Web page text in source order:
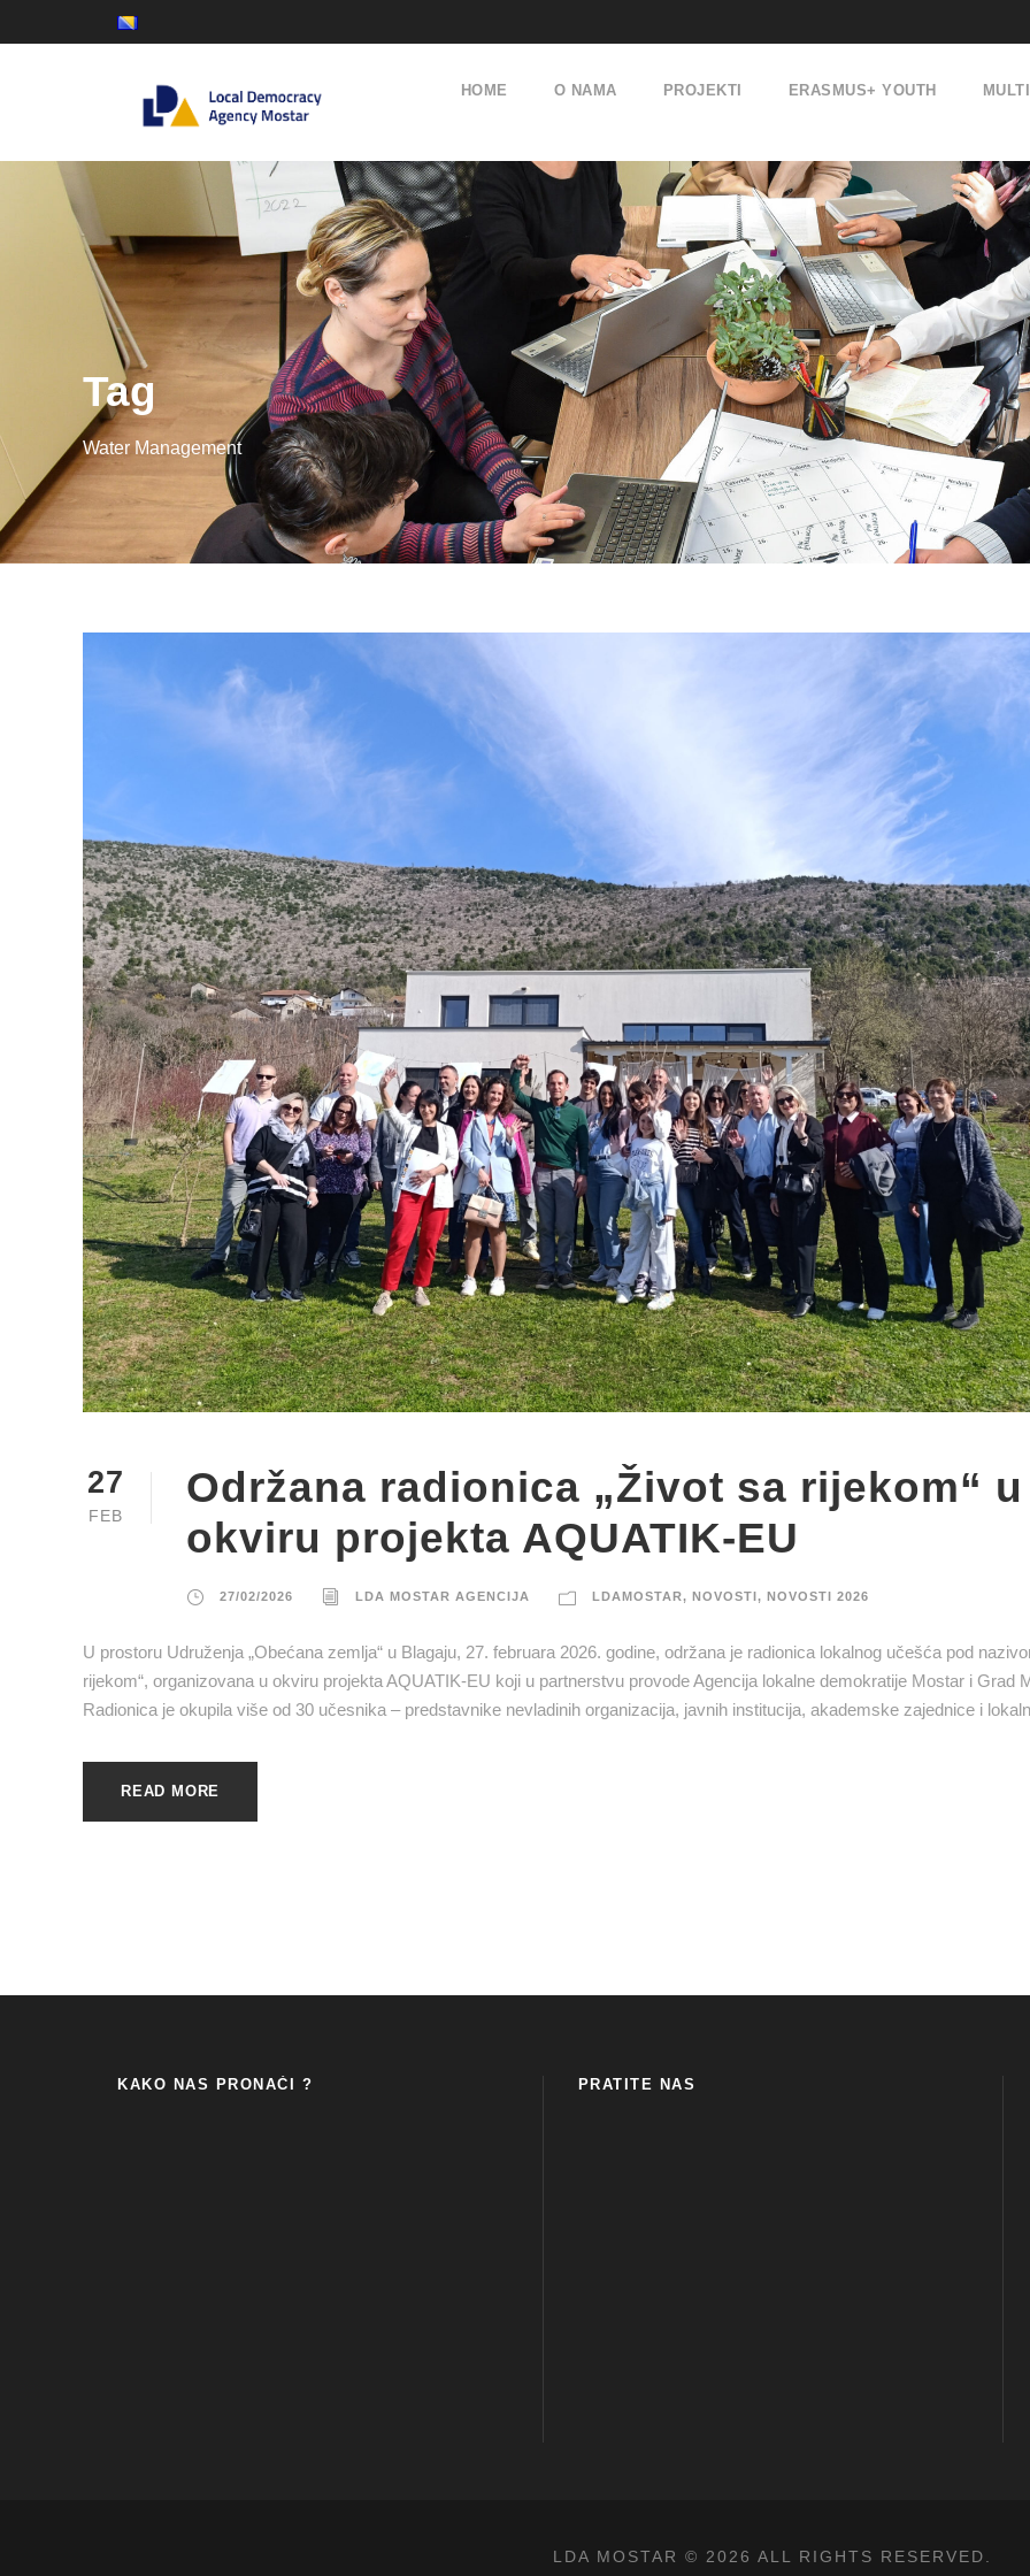
HOME O NAMA PROJEKTI ERASMUS+ YOUTH
Tag
Water Management
27
FEB
Održana radionica „Život sa rijekom“ u
okviru projekta AQUATIK-EU
27/02/2026 LDA MOSTAR AGENCIJA LDAMOSTAR, NOVOSTI, NOVOSTI 2026
U prostoru Udruženja „Obećana zemlja“ u Blagaju, 27. februara 2026. godine, održana je radionica lokalnog učešća pod
rijekom“, organizovana u okviru projekta AQUATIK-EU koji u partnerstvu provode Agencija lokalne demokratije Mostar i Grad
Radionica je okupila više od 30 učesnika – predstavnike nevladinih organizacija, javnih institucija, akademske zajednice i
READ MORE
KAKO NAS PRONAĆI ? PRATITE NAS
LDA MOSTAR © 2026 ALL RIGHTS RESERVED.